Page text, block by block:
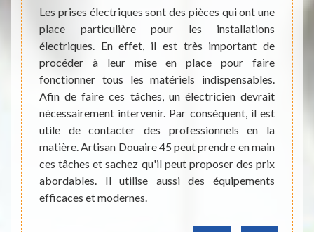
de
des
faut
ses
Les prises électriques sont des pièces qui ont une
place particulière pour les installations
électriques. En effet, il est très important de
procéder à leur mise en place pour faire
fonctionner tous les matériels indispensables.
Afin de faire ces tâches, un électricien devrait
nécessairement intervenir. Par conséquent, il est
utile de contacter des professionnels en la
matière. Artisan Douaire 45 peut prendre en main
ces tâches et sachez qu'il peut proposer des prix
abordables. Il utilise aussi des équipements
efficaces et modernes.
Les
tous.